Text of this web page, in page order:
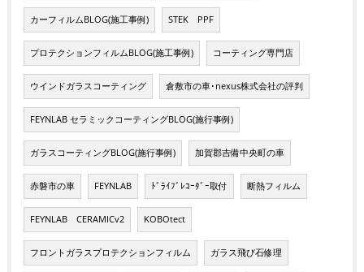
カーフィルムBLOG(施工事例) STEK PPF
プロテクションフィルムBLOG(施工事例) コーティング専門店
ウインドガラスコーティング 倉敷市の車･nexus株式会社の評判
FEYNLAB セラミックコーティングBLOG(施行事例)
ガラスコーティングBLOG(施行事例) 加賀郡吉備中央町の車
赤磐市の車 FEYNLAB ﾄﾞﾗｲﾌﾞﾚｺｰﾀﾞｰ取付 断熱フィルム
FEYNLAB CERAMICv2 KOBOtect
フロントガラスプロテクションフィルム ガラス飛び石修理